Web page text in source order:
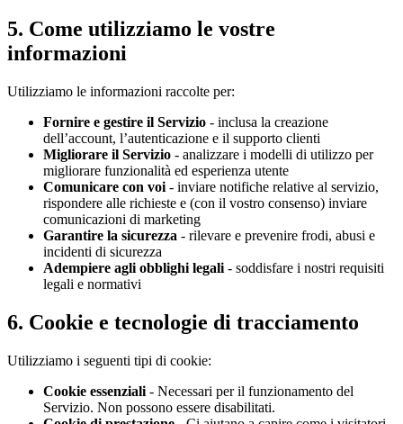
5. Come utilizziamo le vostre
informazioni
Utilizziamo le informazioni raccolte per:
Fornire e gestire il Servizio - inclusa la creazione
dell’account, l’autenticazione e il supporto clienti
Migliorare il Servizio - analizzare i modelli di utilizzo per
migliorare funzionalità ed esperienza utente
Comunicare con voi - inviare notifiche relative al servizio,
rispondere alle richieste e (con il vostro consenso) inviare
comunicazioni di marketing
Garantire la sicurezza - rilevare e prevenire frodi, abusi e
incidenti di sicurezza
Adempiere agli obblighi legali - soddisfare i nostri requisiti
legali e normativi
6. Cookie e tecnologie di tracciamento
Utilizziamo i seguenti tipi di cookie:
Cookie essenziali - Necessari per il funzionamento del
Servizio. Non possono essere disabilitati.